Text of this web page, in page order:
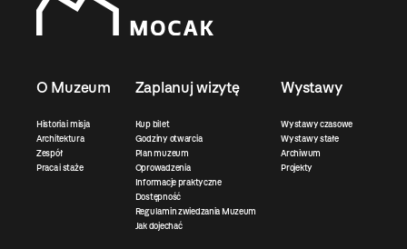
O Muzeum
Historia i misja
Architektura
Zespół
Praca i staże
Zaplanuj wizytę
Kup bilet
Godziny otwarcia
Plan muzeum
Oprowadzenia
Informacje praktyczne
Dostępność
Regulamin zwiedzania Muzeum
Jak dojechać
Wystawy
Wystawy czasowe
Wystawy stałe
Archiwum
Projekty